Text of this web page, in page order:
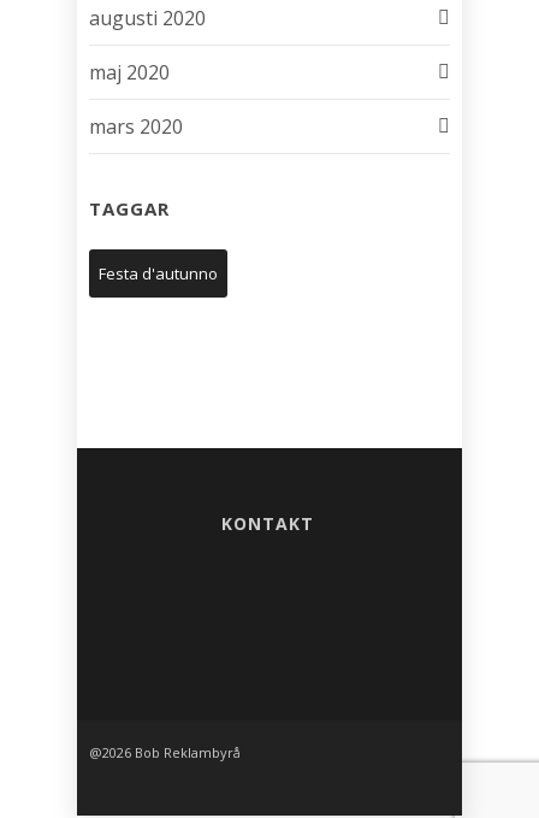
augusti 2020
maj 2020
mars 2020
TAGGAR
Festa d'autunno
KONTAKT
@2026 Bob Reklambyrå